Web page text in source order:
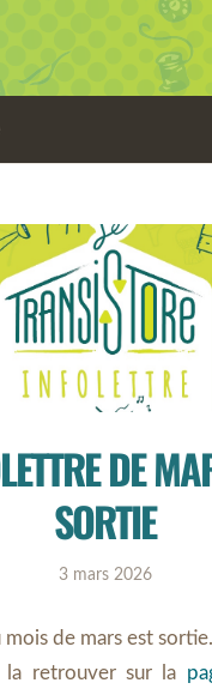
DE
SORTIE
3 mars 2026
mois de mars est sortie.
la retrouver sur la